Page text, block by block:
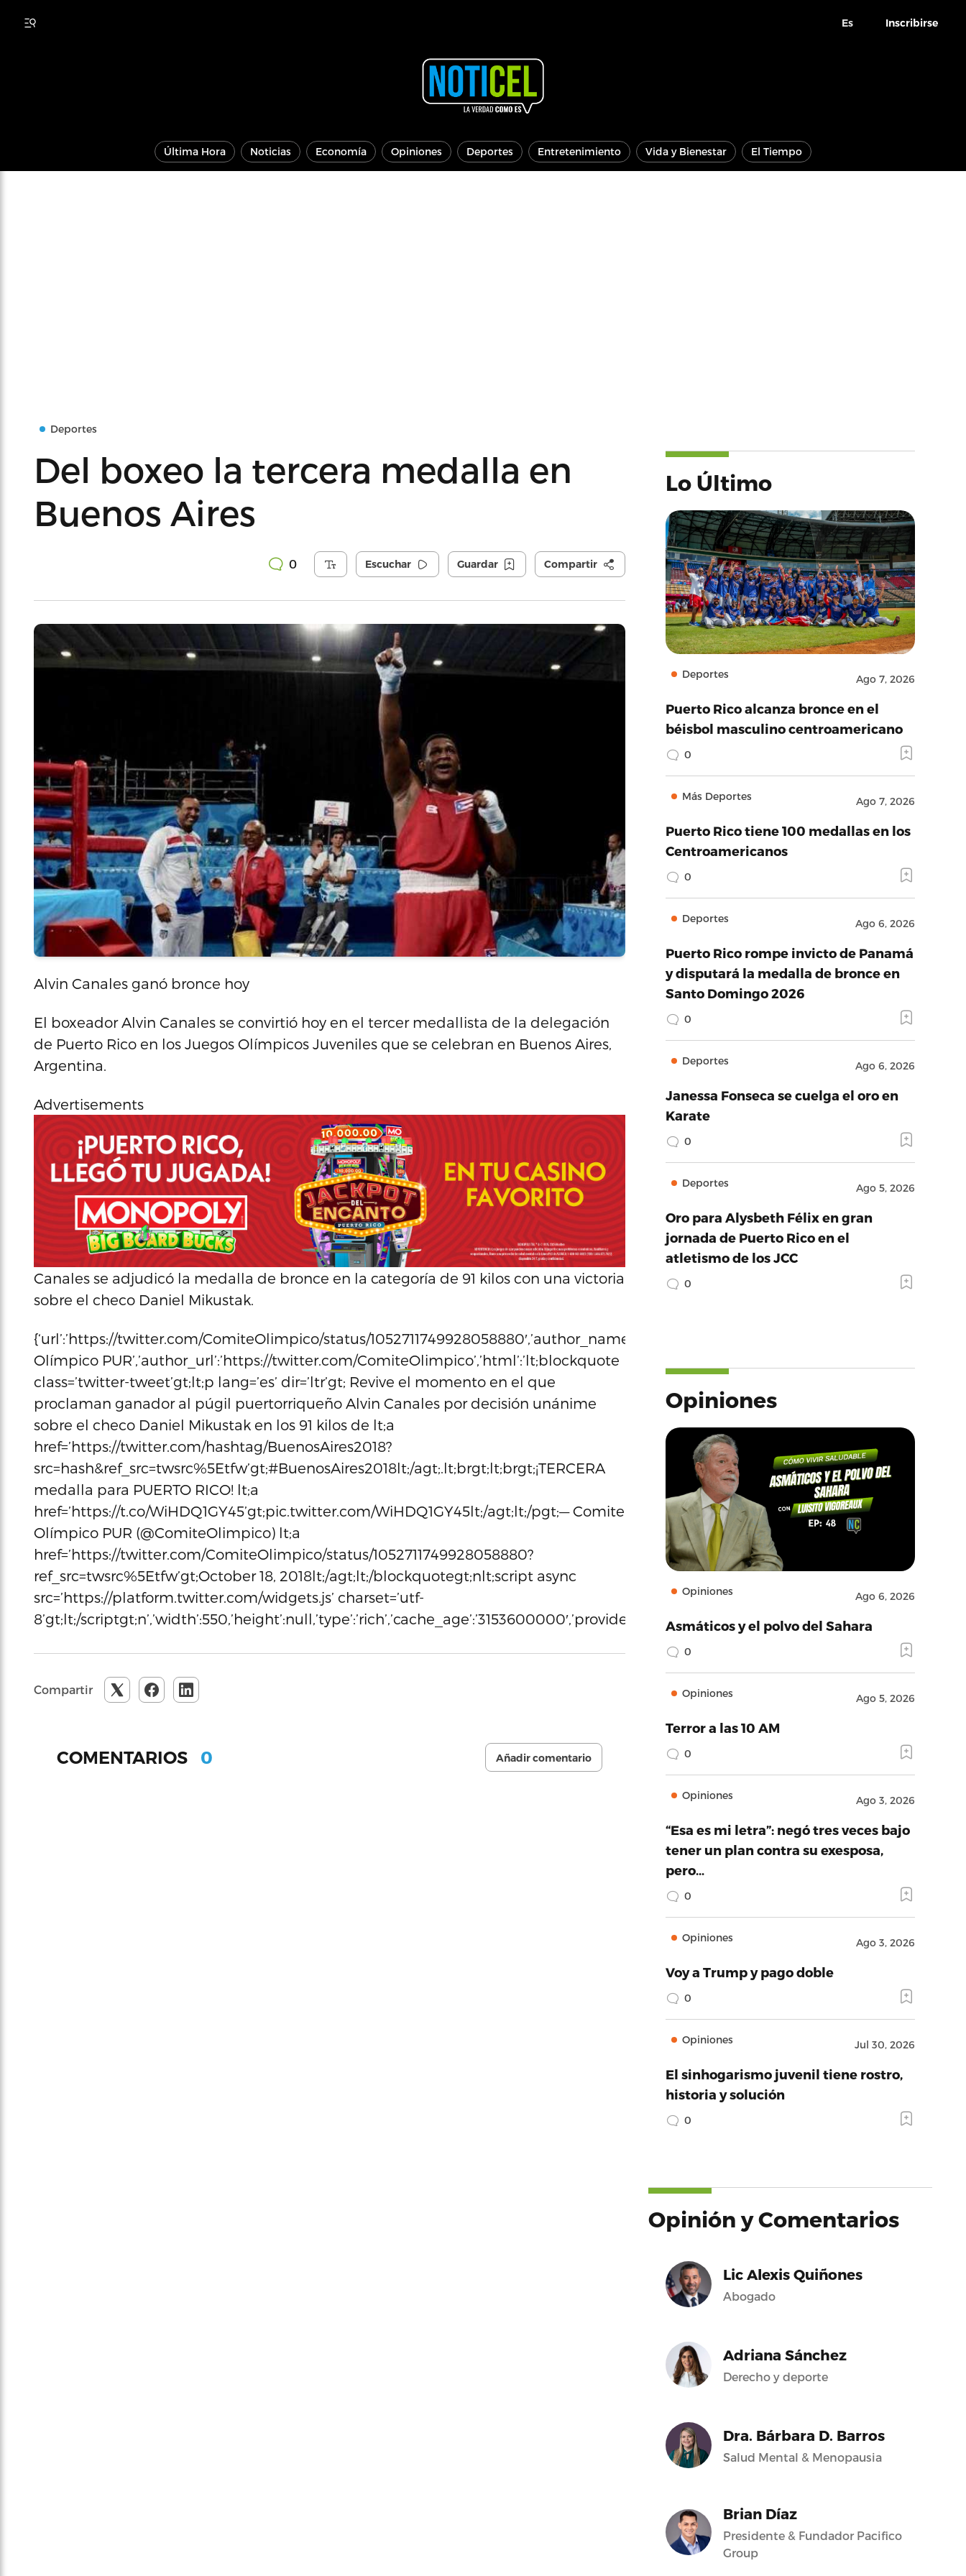
Es Inscribirse
Última Hora Noticias Economía Opiniones Deportes Entretenimiento Vida y Bienestar El Tiempo
Deportes
Del boxeo la tercera medalla en
Buenos Aires
0 Escuchar Guardar Compartir
Alvin Canales ganó bronce hoy
El boxeador Alvin Canales se convirtió hoy en el tercer medallista de la delegación
de Puerto Rico en los Juegos Olímpicos Juveniles que se celebran en Buenos Aires,
Argentina.
Advertisements
Canales se adjudicó la medalla de bronce en la categoría de 91 kilos con una victoria
sobre el checo Daniel Mikustak.
{‘url’:’https://twitter.com/ComiteOlimpico/status/1052711749928058880′,’author_name’:’Comite
Olímpico PUR’,’author_url’:’https://twitter.com/ComiteOlimpico’,’html’:’lt;blockquote
class=’twitter-tweet’gt;lt;p lang=’es’ dir=’ltr’gt; Revive el momento en el que
proclaman ganador al púgil puertorriqueño Alvin Canales por decisión unánime
sobre el checo Daniel Mikustak en los 91 kilos de lt;a
href=’https://twitter.com/hashtag/BuenosAires2018?
src=hash&ref_src=twsrc%5Etfw’gt;#BuenosAires2018lt;/agt;.lt;brgt;lt;brgt;¡TERCERA
medalla para PUERTO RICO! lt;a
href=’https://t.co/WiHDQ1GY45’gt;pic.twitter.com/WiHDQ1GY45lt;/agt;lt;/pgt;— Comite
Olímpico PUR (@ComiteOlimpico) lt;a
href=’https://twitter.com/ComiteOlimpico/status/1052711749928058880?
ref_src=twsrc%5Etfw’gt;October 18, 2018lt;/agt;lt;/blockquotegt;nlt;script async
src=’https://platform.twitter.com/widgets.js’ charset=’utf-
8’gt;lt;/scriptgt;n’,’width’:550,’height’:null,’type’:’rich’,’cache_age’:’3153600000′,’provider_name’:’Twitter’,’provider_url’:’https://
Compartir
COMENTARIOS 0 Añadir comentario
Lo Último
Deportes Ago 7, 2026
Puerto Rico alcanza bronce en el
béisbol masculino centroamericano
0
Más Deportes Ago 7, 2026
Puerto Rico tiene 100 medallas en los
Centroamericanos
0
Deportes Ago 6, 2026
Puerto Rico rompe invicto de Panamá
y disputará la medalla de bronce en
Santo Domingo 2026
0
Deportes Ago 6, 2026
Janessa Fonseca se cuelga el oro en
Karate
0
Deportes Ago 5, 2026
Oro para Alysbeth Félix en gran
jornada de Puerto Rico en el
atletismo de los JCC
0
Opiniones
Opiniones Ago 6, 2026
Asmáticos y el polvo del Sahara
0
Opiniones Ago 5, 2026
Terror a las 10 AM
0
Opiniones Ago 3, 2026
“Esa es mi letra”: negó tres veces bajo
tener un plan contra su exesposa,
pero…
0
Opiniones Ago 3, 2026
Voy a Trump y pago doble
0
Opiniones Jul 30, 2026
El sinhogarismo juvenil tiene rostro,
historia y solución
0
Opinión y Comentarios
Lic Alexis Quiñones
Abogado
Adriana Sánchez
Derecho y deporte
Dra. Bárbara D. Barros
Salud Mental & Menopausia
Brian Díaz
Presidente & Fundador Pacifico
Group